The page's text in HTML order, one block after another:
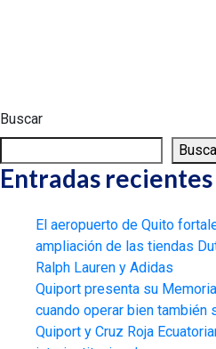
Buscar
Entradas recientes
El aeropuerto de Quito
ampliación de las tiendas
Ralph Lauren y Adidas
Quiport presenta su
cuando operar bien también
Quiport y Cruz Roja